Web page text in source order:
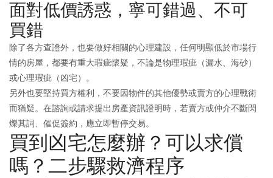
面對低價誘惑，寧可錯過、不可
買錯
除了各方查證外，也要做好相關的心理建設，任何明顯低於市場行
情的房屋，都要有重大瑕疵懷疑，不論是物理瑕疵（漏水、海砂）
或心理瑕疵（凶宅）。
另外也要堅持買方權利，不要因物件的其他優勢或賣方的心理戰術
而猶疑。在諮詢或請求提出房產資訊證明時，若賣方或仲介不斷閃
爍其詞、催促簽約，應立即暫停交易。
買到凶宅怎麼辦？可以求償
嗎？二步驟救濟程序